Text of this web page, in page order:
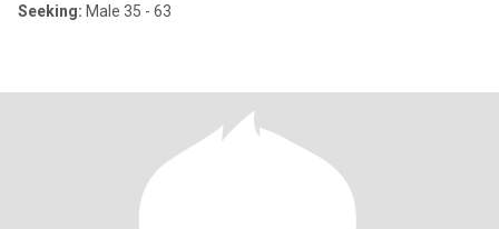
Seeking: Male 35 - 63